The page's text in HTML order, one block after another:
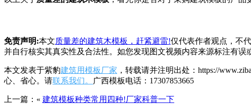
免责声明:本文质量差的建筑木模板，赶紧避雷!仅代表作者观点，不
并自行核实其真实性及合法性。如您发现图文视频内容来源标注有误
本文发表于紫豹建筑用模板厂家 ，转载请并注明出处：https://
心、省心。请联系我们。 广西模板电话：17307853665
上一篇：« 建筑模板种类常用四种!厂家科普一下